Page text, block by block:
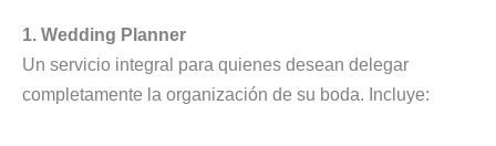
1. Wedding Planner
Un servicio integral para quienes desean delegar
completamente la organización de su boda. Incluye: